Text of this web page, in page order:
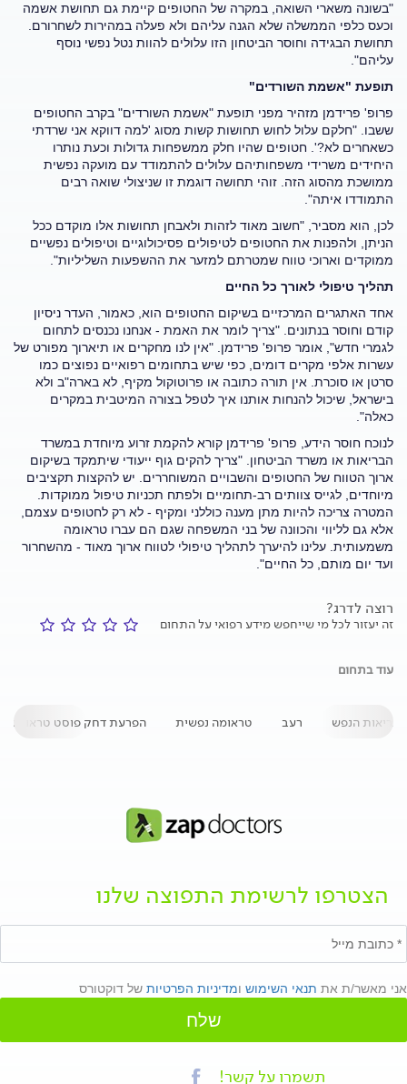
"בשונה משארי השואה, במקרה של החטופים קיימת גם תחושת אשמה
וכעס כלפי הממשלה שלא הגנה עליהם ולא פעלה במהירות לשחרורם.
תחושת הבגידה וחוסר הביטחון הזו עלולים להוות נטל נפשי נוסף
עליהם".
תופעת "אשמת השורדים"
פרופ' פרידמן מזהיר מפני תופעת "אשמת השורדים" בקרב החטופים
ששבו. "חלקם עלול לחוש תחושות קשות מסוג 'למה דווקא אני שרדתי
כשאחרים לא?'. חטופים שהיו חלק ממשפחות גדולות וכעת נותרו
היחידים משרידי משפחותיהם עלולים להתמודד עם מועקה נפשית
ממושכת מהסוג הזה. זוהי תחושה דוגמת זו שניצולי שואה רבים
התמודדו איתה".
לכן, הוא מסביר, "חשוב מאוד לזהות ולאבחן תחושות אלו מוקדם ככל
הניתן, ולהפנות את החטופים לטיפולים פסיכולוגיים וטיפולים נפשיים
ממוקדים וארוכי טווח שמטרתם למזער את ההשפעות השליליות".
תהליך טיפולי לאורך כל החיים
אחד האתגרים המרכזיים בשיקום החטופים הוא, כאמור, העדר ניסיון
קודם וחוסר בנתונים. "צריך לומר את האמת - אנחנו נכנסים לתחום
לגמרי חדש", אומר פרופ' פרידמן. "אין לנו מחקרים או תיארוך מפורט של
עשרות אלפי מקרים דומים, כפי שיש בתחומים רפואיים נפוצים כמו
סרטן או סוכרת. אין תורה כתובה או פרוטוקול מקיף, לא בארה"ב ולא
בישראל, שיכול להנחות אותנו איך לטפל בצורה המיטבית במקרים
כאלה".
לנוכח חוסר הידע, פרופ' פרידמן קורא להקמת זרוע מיוחדת במשרד
הבריאות או משרד הביטחון. "צריך להקים גוף ייעודי שיתמקד בשיקום
ארוך הטווח של החטופים והשבויים המשוחררים. יש להקצות תקציבים
מיוחדים, לגייס צוותים רב-תחומיים ולפתח תכניות טיפול ממוקדות.
המטרה צריכה להיות מתן מענה כוללני ומקיף - לא רק לחטופים עצמם,
אלא גם לליווי והכוונה של בני המשפחה שגם הם עברו טראומה
משמעותית. עלינו להיערך לתהליך טיפולי לטווח ארוך מאוד - מהשחרור
ועד יום מותם, כל החיים".
רוצה לדרג?
זה יעזור לכל מי שייחפש מידע רפואי על התחום
עוד בתחום
בריאות הנפש רעב טראומה נפשית הפרעת דחק פוסט
הצטרפו לרשימת התפוצה שלנו
אני מאשר/ת את תנאי השימוש ומדיניות הפרטיות של דוקטורס
שלח
תשמרו על קשר!